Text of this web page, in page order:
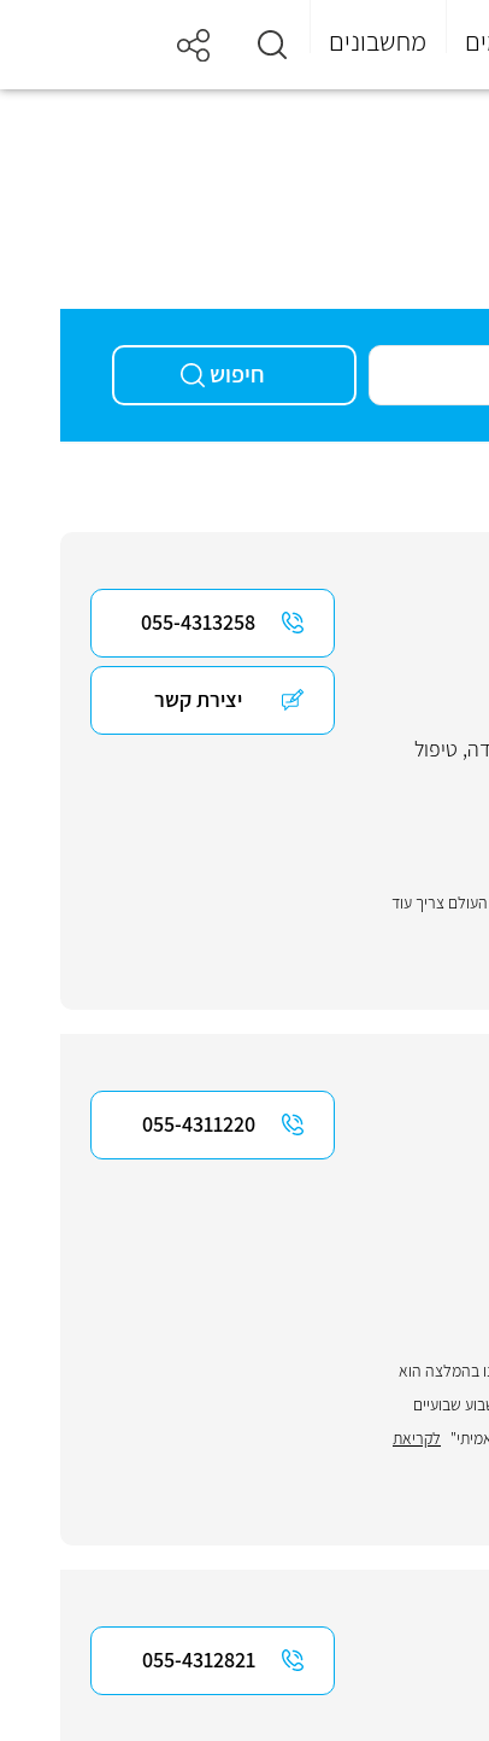
מחשבונים
חיפוש
, טיפול
צריך עוד
055-4313258
יצירת קשר
בהמלצה הוא
שבועיים
לקריאת
055-4311220
055-4312821